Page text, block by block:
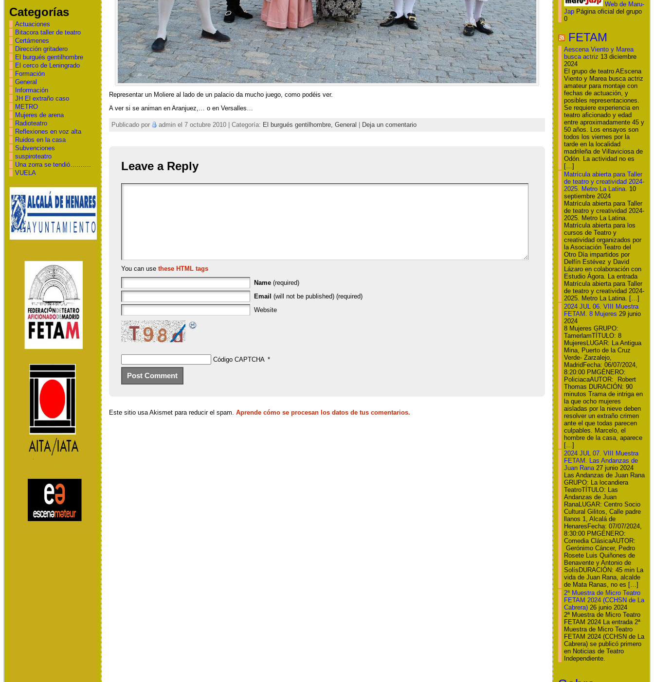
Categorías
Actuaciones
Bitacora taller de teatro
Certámenes
Dirección gritadero
El burgués gentilhombre
El cerco de Leningrado
Formación
General
Información
JH El extraño caso
METRO
Mujeres de arena
Radioteatro
Reflexiones en voz alta
Ruidos en la casa
Subvenciones
suspiroteatro
Una zorra se tendió……….
VUELA
Representar un Moliere al lado de un palacio da mucho juego, como podéis ver.
A ver si se animan en Aranjuez,… o en Versalles…
Publicado por admin el 7 octubre 2010 | Categoría: El burgués gentilhombre, General | Deja un comentario
Leave a Reply
You can use these HTML tags
Name (required)
Email (will not be published) (required)
Website
Código CAPTCHA *
Este sitio usa Akismet para reducir el spam. Aprende cómo se procesan los datos de tus comentarios.
Web de Maru-
JapPágina oficial del grupo
0
FETAM
Aescena Viento y Marea
busca actriz 13 diciembre
2024
El grupo de teatro AEscena
Viento y Marea busca actriz
amateur para montaje con
fechas de actuación, y
posibles representaciones.
Se requiere experiencia en
teatro aficionado y edad
entre aproximadamente 45 y
50 años. Los ensayos son
todos los viernes por la
tarde en la localidad
madrileña de Villaviciosa de
Odón. La actividad no es
[…]
Matrícula abierta para Taller
de teatro y creatividad 2024-
2025. Metro La Latina. 10
septiembre 2024
Matrícula abierta para Taller
de teatro y creatividad 2024-
2025. Metro La Latina.
Matrícula abierta para los
cursos de Teatro y
creatividad organizados por
la Asociación Teatro del
Otro Día impartidos por
Delfín Estévez y David
Lázaro en colaboración con
Estudio Ágora. La entrada
Matrícula abierta para Taller
de teatro y creatividad 2024-
2025. Metro La Latina. […]
2024 JUL 06. VIII Muestra
FETAM. 8 Mujeres 29 junio
2024
8 Mujeres GRUPO:
TamerlamTÍTULO: 8
MujeresLUGAR: La Antigua
Mina, Puerto de la Cruz
Verde- Zarzalejo,
MadridFecha: 06/07/2024,
8:20:00 PMGÉNERO:
PoliciacaAUTOR: Robert
Thomas DURACIÓN: 90
minutos Trama de intriga en
la que ocho mujeres
aisladas por la nieve deben
resolver un extraño crimen
ante el que todas parecen
culpables. Marcelo, el
hombre de la casa, aparece
[…]
2024 JUL 07. VIII Muestra
FETAM. Las Andanzas de
Juan Rana 27 junio 2024
Las Andanzas de Juan Rana
GRUPO: La locandiera
TeatroTÍTULO: Las
Andanzas de Juan
RanaLUGAR: Centro Socio
Cultural Gilitos, Calle padre
llanos 1, Alcalá de
HenaresFecha: 07/07/2024,
8:30:00 PMGÉNERO:
Comedia ClásicaAUTOR:
Gerónimo Cáncer, Pedro
Rosete Luis Quiñones de
Benavente y Antonio de
SolísDURACIÓN: 45 min La
vida de Juan Rana, alcalde
de Mata Ranas, no es […]
2ª Muestra de Micro Teatro
FETAM 2024 (CCHSN de La
Cabrera) 26 junio 2024
2ª Muestra de Micro Teatro
FETAM 2024 La entrada 2ª
Muestra de Micro Teatro
FETAM 2024 (CCHSN de La
Cabrera) se publicó primero
en Noticias de Teatro
Independiente.